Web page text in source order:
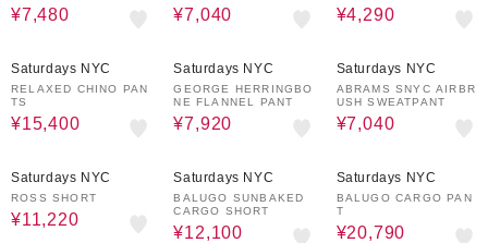
¥7,480 ¥7,040 ¥4,290
Saturdays NYC
RELAXED CHINO PAN
TS
¥15,400
Saturdays NYC
GEORGE HERRINGBO
NE FLANNEL PANT
¥7,920
Saturdays NYC
ABRAMS SNYC AIRBR
USH SWEATPANT
¥7,040
Saturdays NYC
ROSS SHORT
¥11,220
Saturdays NYC
BALUGO SUNBAKED
CARGO SHORT
¥12,100
Saturdays NYC
BALUGO CARGO PAN
T
¥20,790